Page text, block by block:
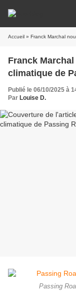
Accueil » Franck Marchal
Franck
climatique de
Publié le 06/10/2025 à
Par Louise D.
Passing